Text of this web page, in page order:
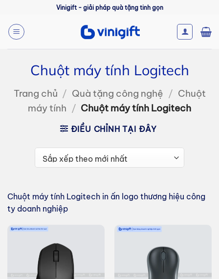
nội
dung
Vinigift - giải pháp quà tặng tinh gọn
Chuột máy tính Logitech
Trang chủ / Quà tặng công nghệ / Chuột
máy tính / Chuột máy tính Logitech
ĐIỀU CHỈNH TẠI ĐÂY
Chuột máy tính Logitech in ấn logo thương hiệu công
ty doanh nghiệp